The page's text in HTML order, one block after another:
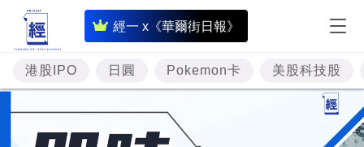
經一 x《華爾街日報》
即
時
財
經
專
題
港股IPO 日圓 Pokemon卡 美股科技股